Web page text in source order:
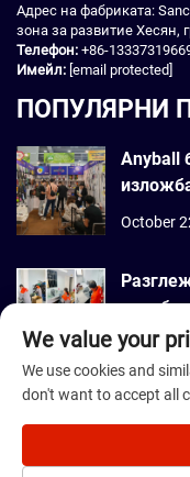
Адрес на фабриката:
зона за развитие
Телефон: +86-
Имейл: [email protected]
ПОПУЛЯРНИ
Anyball
October
© Всички права
2025 г. -
We value your
We use cookies and
don't want to accept all